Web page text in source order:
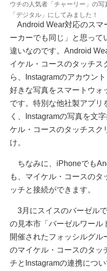
ウチの人気者「チャーリー」の
「デジタル」にしてみました！
Android Wear対応のスマ
ーカーでも同じ」と思って
違いなのです。Android
イケル・コースのタッチス
ら、Instagramのアカウン
好きな写真をスマートウォ
です。特別な他社製アプリ
く、Instagramの写真を文
ケル・コースのタッチスク
け。
ちなみに、iPhoneでも
も、マイケル・コースのタ
ッチと接続ができます。
3月にスイスのバーゼル
の見本市「バーゼルワール
開催されたフォッシルグル
のマイケル・コースのタッ
チとInstagramの連携につ